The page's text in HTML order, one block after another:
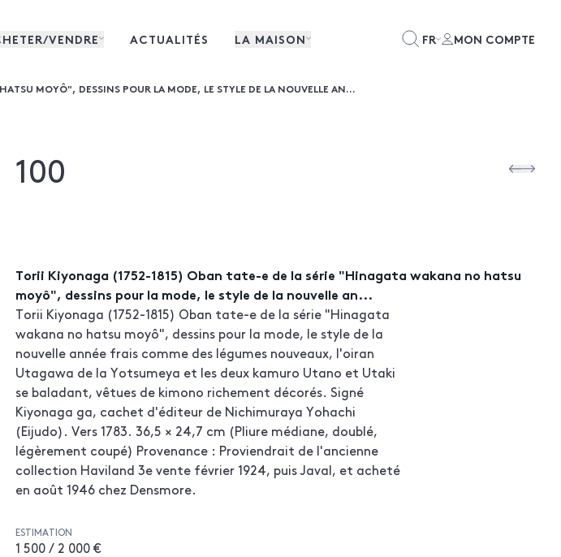
VENDRE ACTUALITÉS LA MAISON FR MON COMPTE
MOYÔ", DESSINS POUR LA MODE, LE STYLE DE LA NOUVELLE AN...
100
Torii Kiyonaga (1752-1815) Oban tate-e de la série "Hinagata wakana no hatsu
moyô", dessins pour la mode, le style de la nouvelle an...
Torii Kiyonaga (1752-1815) Oban tate-e de la série "Hinagata
wakana no hatsu moyô", dessins pour la mode, le style de la
nouvelle année frais comme des légumes nouveaux, l'oiran
Utagawa de la Yotsumeya et les deux kamuro Utano et Utaki
se baladant, vêtues de kimono richement décorés. Signé
Kiyonaga ga, cachet d'éditeur de Nichimuraya Yohachi
(Eijudo). Vers 1783. 36,5 × 24,7 cm (Pliure médiane, doublé,
légèrement coupé) Provenance : Proviendrait de l'ancienne
collection Haviland 3e vente février 1924, puis Javal, et acheté
en août 1946 chez Densmore.
ESTIMATION
1 500 / 2 000 €